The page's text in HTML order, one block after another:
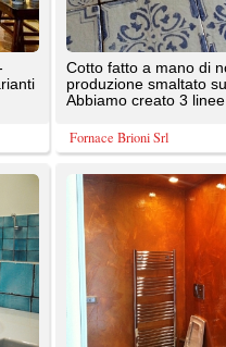
soffitti. Ideata per creare effetti materici
senza la base di ...
Resine Strutturate